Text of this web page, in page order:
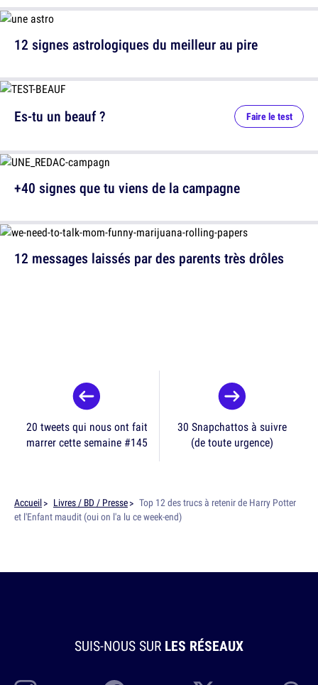
12 signes astrologiques du meilleur au pire
12 messages laissés par des parents très drôles
Es-tu un beauf ? Faire le test
+40 signes que tu viens de la campagne
20 tweets qui nous ont fait
marrer cette semaine #145
30 Snapchattos à suivre
(de toute urgence)
Accueil Livres / BD / Presse
Top 12 des trucs à retenir de Harry Potter
et l'Enfant maudit (oui on l'a lu ce week-end)
SUIS-NOUS SUR LES RÉSEAUX